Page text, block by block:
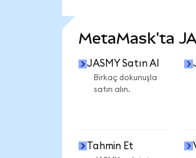
MetaMask'ta
JASMY Satın Al
Birkaç dokunuşla
satın alın.
Tahmin Et